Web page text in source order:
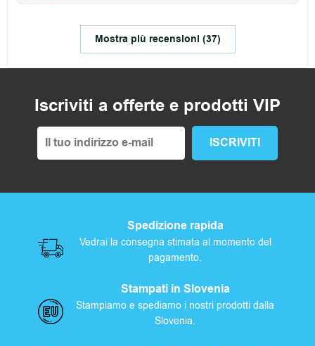
Mostra più recensioni (37)
Iscriviti a offerte e prodotti VIP
Spedizione rapida
Vedrai la consegna stimata al momento del
pagamento.
Stampati in Slovenia
Stampiamo e spediamo i nostri prodotti dalla
Slovenia.